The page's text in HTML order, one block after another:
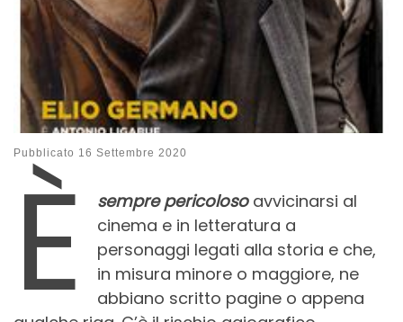
Pubblicato 16 Settembre 2020
È sempre pericolosoavvicinarsi al
cinema e in letteratura a
personaggi legati alla storia e che,
in misura minore o maggiore, ne
abbiano scritto pagine o appena